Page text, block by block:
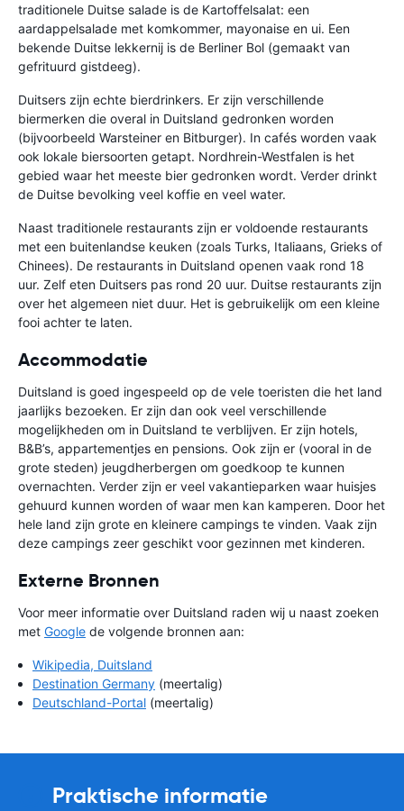
traditionele Duitse salade is de Kartoffelsalat: een
aardappelsalade met komkommer, mayonaise en ui. Een
bekende Duitse lekkernij is de Berliner Bol (gemaakt van
gefrituurd gistdeeg).
Duitsers zijn echte bierdrinkers. Er zijn verschillende
biermerken die overal in Duitsland gedronken worden
(bijvoorbeeld Warsteiner en Bitburger). In cafés worden vaak
ook lokale biersoorten getapt. Nordhrein-Westfalen is het
gebied waar het meeste bier gedronken wordt. Verder drinkt
de Duitse bevolking veel koffie en veel water.
Naast traditionele restaurants zijn er voldoende restaurants
met een buitenlandse keuken (zoals Turks, Italiaans, Grieks of
Chinees). De restaurants in Duitsland openen vaak rond 18
uur. Zelf eten Duitsers pas rond 20 uur. Duitse restaurants zijn
over het algemeen niet duur. Het is gebruikelijk om een kleine
fooi achter te laten.
Accommodatie
Duitsland is goed ingespeeld op de vele toeristen die het land
jaarlijks bezoeken. Er zijn dan ook veel verschillende
mogelijkheden om in Duitsland te verblijven. Er zijn hotels,
B&B’s, appartementjes en pensions. Ook zijn er (vooral in de
grote steden) jeugdherbergen om goedkoop te kunnen
overnachten. Verder zijn er veel vakantieparken waar huisjes
gehuurd kunnen worden of waar men kan kamperen. Door het
hele land zijn grote en kleinere campings te vinden. Vaak zijn
deze campings zeer geschikt voor gezinnen met kinderen.
Externe Bronnen
Voor meer informatie over Duitsland raden wij u naast zoeken
met Google de volgende bronnen aan:
Wikipedia, Duitsland
Destination Germany (meertalig)
Deutschland-Portal (meertalig)
Praktische informatie